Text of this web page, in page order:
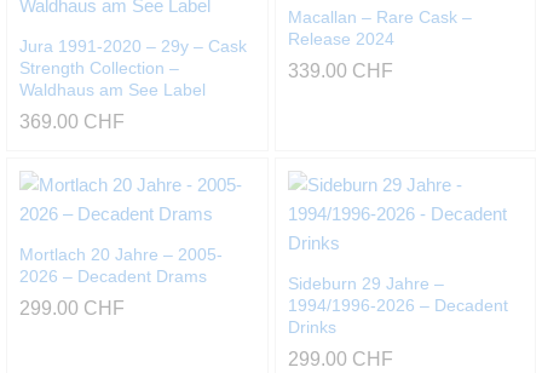
Jura 1991-2020 – 29y – Cask
Strength Collection –
Waldhaus am See Label
369.00 CHF
Macallan – Rare Cask –
Release 2024
339.00 CHF
Mortlach 20 Jahre – 2005-
2026 – Decadent Drams
299.00 CHF
Sideburn 29 Jahre –
1994/1996-2026 – Decadent
Drinks
299.00 CHF